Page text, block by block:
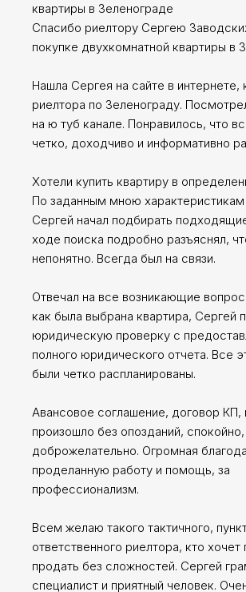
квартиры в Зеленограде
Спасибо риелтору Сергею
покупке двухкомнатной квартиры в
Нашла Сергея на сайте в интернете,
риелтора по Зеленограду.
на ю туб канале. Понравилось, что
четко, доходчиво и информативно
Хотели купить квартиру в
По заданным мною характеристикам
Сергей начал подбирать
ходе поиска подробно разъяснял,
непонятно. Всегда был на связи.
Отвечал на все возникающие
как была выбрана квартира, Сергей
юридическую проверку с
полного юридического отчета. Все
были четко распланированы.
Авансовое соглашение, договор КП,
произошло без опозданий, спокойно,
доброжелательно. Огромная
проделанную работу и помощь, за
профессионализм.
Всем желаю такого тактичного,
ответственного риелтора, кто
продать без сложностей. Сергей
специалист и приятный человек.
Сергей Заводских